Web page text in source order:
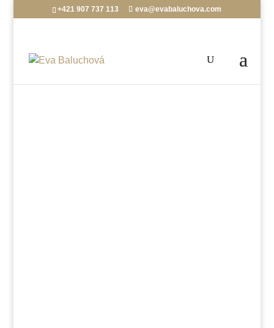
+421 907 737 113 eva@evabaluchova.com